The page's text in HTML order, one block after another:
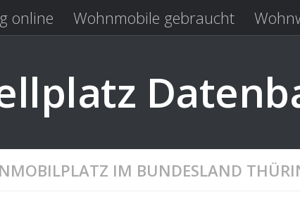
online Wohnmobile gebraucht
IM BUNDESLAND